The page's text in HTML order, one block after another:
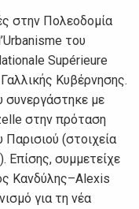
στην Πολεοδομία
του
Supérieure
Κυβέρνησης.
συνεργάστηκε με
στην πρόταση
(στοιχεία
Επίσης, συμμετείχε
Κανδύλης–Alexis
για τη νέα